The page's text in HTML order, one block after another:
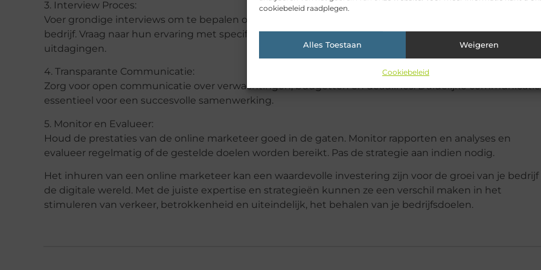
cookiebeleid raadplegen.
Alles Toestaan Weigeren
Cookiebeleid
3. Interview Proces:
Voer grondige interviews om te bepalen of de online marketeer past bij de cultuur en doelen van je
bedrijf. Vraag naar hun ervaring met specifieke kanalen, eerdere succesverhalen en hoe ze omgaan
uitdagingen.
4. Transparante Communicatie:
Zorg voor open communicatie over verwachtingen, budgetten en deadlines. Duidelijke communicatie
essentieel voor een succesvolle samenwerking.
5. Monitor en Evalueer:
Houd de prestaties van de online marketeer goed in de gaten. Monitor rapporten en analyses en
evalueer regelmatig of de gestelde doelen worden bereikt. Pas de strategie aan indien nodig.
Het inhuren van een online marketeer kan een waardevolle investering zijn voor de groei van je bedrijf
de digitale wereld. Met de juiste expertise en strategieën kunnen ze een verschil maken in het
stimuleren van verkeer, betrokkenheid en uiteindelijk, het behalen van je bedrijfsdoelen.